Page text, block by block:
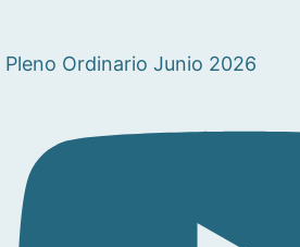
Pleno Ordinario Junio 2026